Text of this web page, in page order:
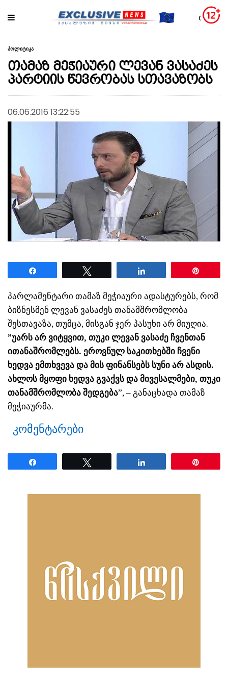
პოლიტიკა
თამაზ მეჭიაური ლევან ვასაძეს
პარტიის წევრობას სთავაზობს
06.06.2016 13:22:55
პარლამენტარი თამაზ მეჭიაური ადასტურებს, რომ
ბიზნესმენ ლევან ვასაძეს თანამშრომლობა
შესთავაზა, თუმცა, მისგან ჯერ პასუხი არ მიუღია.
”უარს არ ვიტყვით, თუკი ლევან ვასაძე ჩვენთან
ითანაშრომლებს. ეროვნულ საკითხებში ჩვენი
ხედვა ემთხვევა და მის ფინანსებს სუნი არ ასდის.
ახლოს მყოფი ხედვა გვაქვს და მივესალმები, თუკი
თანამშრომლობა შედგება”, – განაცხადა თამაზ
მეჭიაურმა.
კომენტარები